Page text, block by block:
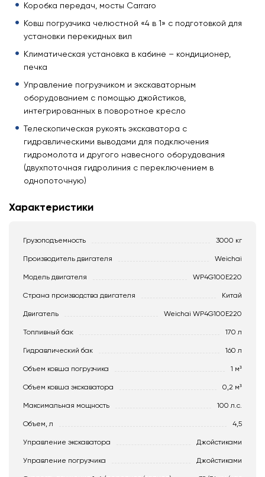
Коробка передач, мосты Carraro
Ковш погрузчика челюстной «4 в 1» с подготовкой для
установки перекидных вил
Климатическая установка в кабине – кондиционер,
печка
Управление погрузчиком и экскаваторным
оборудованием с помощью джойстиков,
интегрированных в поворотное кресло
Телескопическая рукоять экскаватора с
гидравлическими выводами для подключения
гидромолота и другого навесного оборудования
(двухпоточная гидролиния с переключением в
однопоточную)
Характеристики
Грузоподъемность 3000 кг
Производитель двигателя Weichai
Модель двигателя WP4G100E220
Страна производства двигателя Китай
Двигатель Weichai WP4G100E220
Топливный бак 170 л
Гидравлический бак 160 л
Объем ковша погрузчика 1 м³
Объем ковша экскаватора 0,2 м³
Максимальная мощность 100 л.с.
Объем, л 4,5
Управление экскаватора Джойстиками
Управление погрузчика Джойстиками